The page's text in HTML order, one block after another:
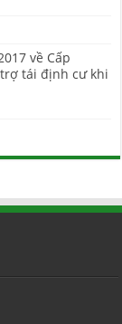
về Cấp
tái định cư khi